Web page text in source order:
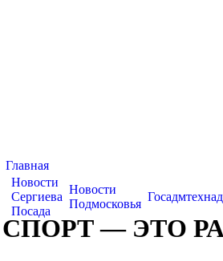
Главная
Новости
Сергиева
Посада
Новости
Подмосковья
СПОРТ — ЭТО